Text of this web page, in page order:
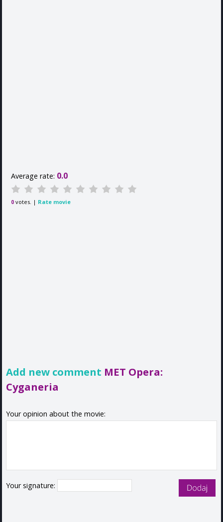
Average rate: 0.0
0 votes. | Rate movie
Add new comment MET Opera:
Cyganeria
Your opinion about the movie:
Your signature: